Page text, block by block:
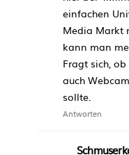
einfachen
Media Markt
kann man
Fragt sich,
auch
sollte.
Antworten